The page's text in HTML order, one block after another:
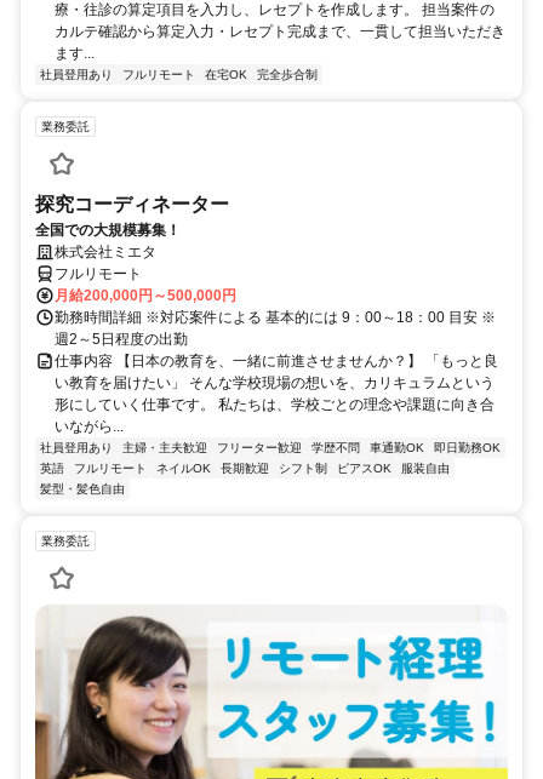
療・往診の算定項目を入力し、レセプトを作成します。 担当案件の
カルテ確認から算定入力・レセプト完成まで、一貫して担当いただき
ます...
社員登用あり フルリモート 在宅OK 完全歩合制
業務委託
探究コーディネーター
全国での大規模募集！
株式会社ミエタ
フルリモート
月給200,000円～500,000円
勤務時間詳細 ※対応案件による 基本的には 9：00～18：00 目安 ※
週2～5日程度の出勤
仕事内容 【日本の教育を、一緒に前進させませんか？】 「もっと良
い教育を届けたい」 そんな学校現場の想いを、カリキュラムという
形にしていく仕事です。 私たちは、学校ごとの理念や課題に向き合
いながら...
社員登用あり 主婦・主夫歓迎 フリーター歓迎 学歴不問 車通勤OK
即日勤務OK
英語
フルリモート ネイルOK 長期歓迎 シフト制 ピアスOK
服装自由
髪型・髪色自由
業務委託